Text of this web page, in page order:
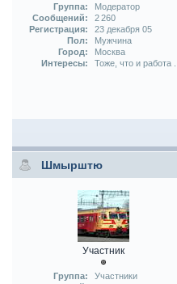
Группа:
Модератор
Сообщений:
2 260
Регистрация:
23 декабря 05
Пол:
Мужчина
Город:
Москва
Интересы:
Тоже, что и работа ...
Шмырштю
Участник
Группа:
Участники